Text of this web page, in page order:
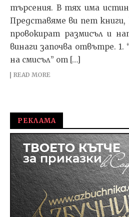
търсения. В тях има
Представяме ви пет
провокират размисъл и
винаги започва отвътре.
на смисъл” от […]
READ MORE
РЕКЛАМА